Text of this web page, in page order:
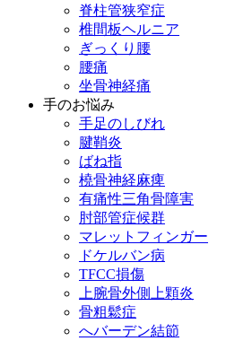
脊柱管狭窄症
椎間板ヘルニア
ぎっくり腰
腰痛
坐骨神経痛
手のお悩み
手足のしびれ
腱鞘炎
ばね指
橈骨神経麻痺
有痛性三角骨障害
肘部管症候群
マレットフィンガー
ドケルバン病
TFCC損傷
上腕骨外側上顆炎
骨粗鬆症
へバーデン結節